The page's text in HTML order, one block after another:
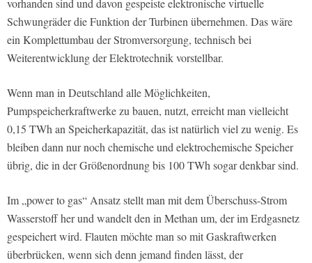
vorhanden sind und davon gespeiste elektronische virtuelle
Schwungräder die Funktion der Turbinen übernehmen. Das wäre
ein Komplettumbau der Stromversorgung, technisch bei
Weiterentwicklung der Elektrotechnik vorstellbar.
Wenn man in Deutschland alle Möglichkeiten,
Pumpspeicherkraftwerke zu bauen, nutzt, erreicht man vielleicht
0,15 TWh an Speicherkapazität, das ist natürlich viel zu wenig. Es
bleiben dann nur noch chemische und elektrochemische Speicher
übrig, die in der Größenordnung bis 100 TWh sogar denkbar sind.
Im „power to gas“ Ansatz stellt man mit dem Überschuss-Strom
Wasserstoff her und wandelt den in Methan um, der im Erdgasnetz
gespeichert wird. Flauten möchte man so mit Gaskraftwerken
überbrücken, wenn sich denn jemand finden lässt, der